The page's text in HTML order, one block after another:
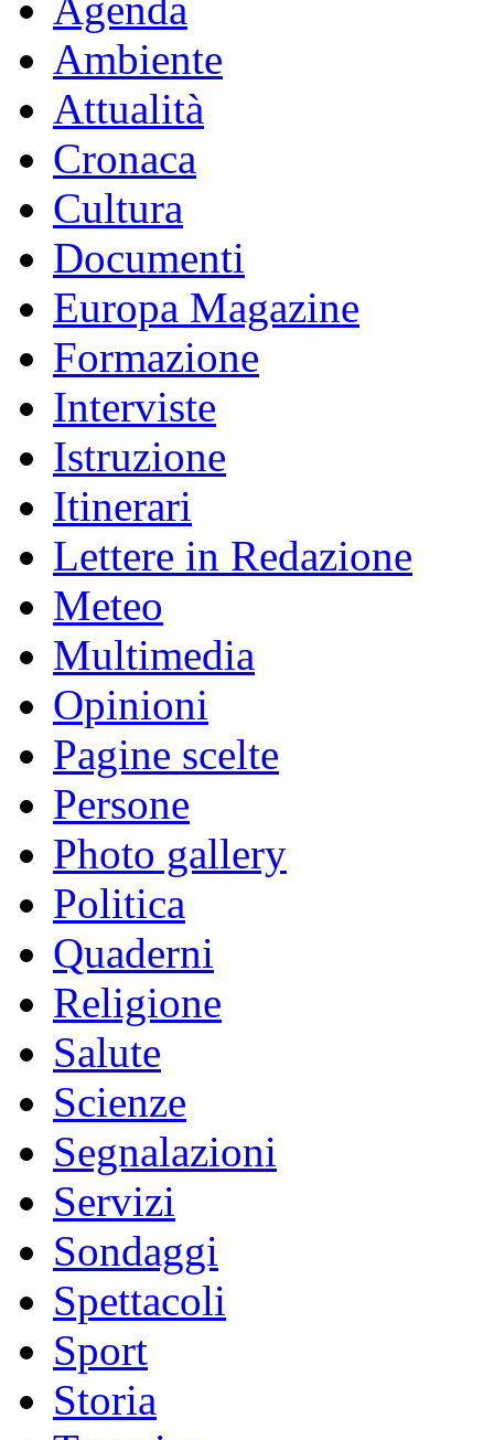
Ambiente
Attualità
Cronaca
Cultura
Documenti
Europa Magazine
Formazione
Interviste
Istruzione
Itinerari
Lettere in Redazione
Meteo
Multimedia
Opinioni
Pagine scelte
Persone
Photo gallery
Politica
Quaderni
Religione
Salute
Scienze
Segnalazioni
Servizi
Sondaggi
Spettacoli
Sport
Storia